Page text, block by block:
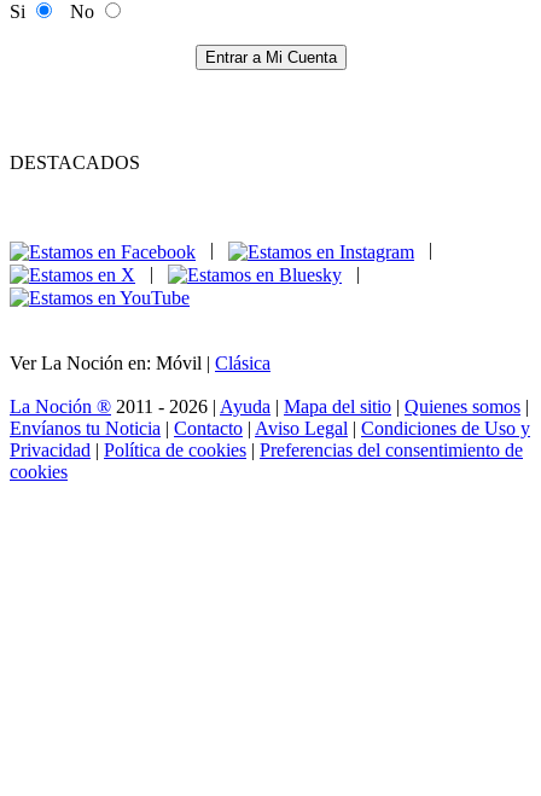
Si
No
Entrar a Mi Cuenta
DESTACADOS
|
|
Ver La Noción en: Móvil | Clásica
La Noción ® 2011 - 2026 | Ayuda | Mapa del sitio | Quienes somos |
Envíanos tu Noticia | Contacto | Aviso Legal | Condiciones de Uso y
Privacidad | Política de cookies | Preferencias del consentimiento de
cookies